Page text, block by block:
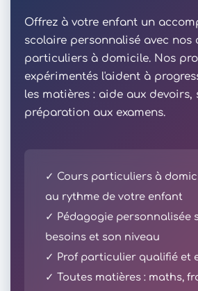
Offrez à votre enfant un
scolaire personnalisé avec nos
particuliers à domicile. Nos
expérimentés l'aident à
les matières : aide aux devoirs,
préparation aux examens.
✓ Cours particuliers à
au rythme de votre enfant
✓ Pédagogie personnalisée
besoins et son niveau
✓ Prof particulier qualifié et
✓ Toutes matières : maths,